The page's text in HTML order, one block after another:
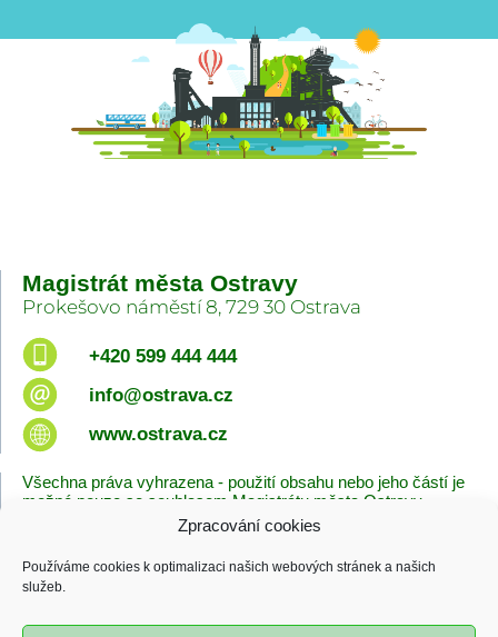
Zpracování cookies
Používáme cookies k optimalizaci našich webových stránek a našich
služeb.
Magistrát města Ostravy
Prokešovo náměstí 8, 729 30 Ostrava
+420 599 444 444
info@ostrava.cz
www.ostrava.cz
Všechna práva vyhrazena - použití obsahu nebo jeho částí je
možné pouze se souhlasem Magistrátu města Ostravy.
Zásady cookies
Poslední změna